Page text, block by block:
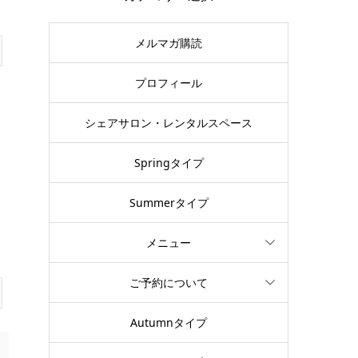
メルマガ購読
プロフィール
シェアサロン・レンタルスペース
Springタイプ
Summerタイプ
メニュー
ご予約について
Autumnタイプ